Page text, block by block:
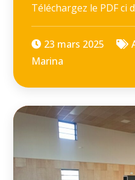
Téléchargez le PDF ci
23 mars 2025
Marina